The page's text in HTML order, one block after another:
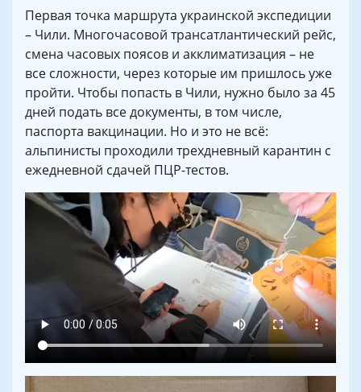
Первая точка маршрута украинской экспедиции
– Чили. Многочасовой трансатлантический рейс,
смена часовых поясов и акклиматизация – не
все сложности, через которые им пришлось уже
пройти. Чтобы попасть в Чили, нужно было за 45
дней подать все документы, в том числе,
паспорта вакцинации. Но и это не всё:
альпинисты проходили трехдневный карантин с
ежедневной сдачей ПЦР-тестов.